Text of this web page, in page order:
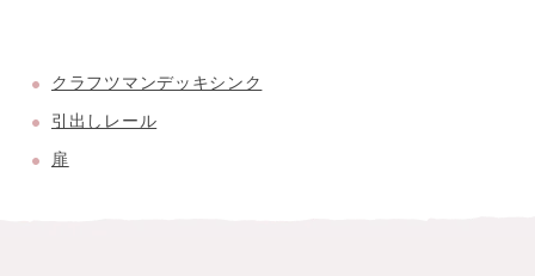
クラフツマンデッキシンク
引出しレール
扉